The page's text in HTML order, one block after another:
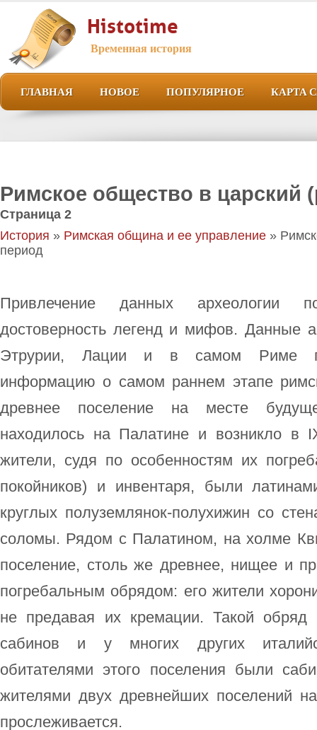
Histotime
Временная история
ГЛАВНАЯ НОВОЕ ПОПУЛЯРНОЕ КАРТА
Римское общество в царский
Страница 2
История » Римская община и ее управление »
период
Привлечение данных археологии
достоверность легенд и мифов. Данные
Этрурии, Лации и в самом Риме
информацию о самом раннем этапе
древнее поселение на месте
находилось на Палатине и возникло
жители, судя по особенностям их
покойников) и инвентаря, были
круглых полуземлянок-полухижин со
соломы. Рядом с Палатином, на холме
поселение, столь же древнее, нищее и
погребальным обрядом: его жители
не предавая их кремации. Такой
сабинов и у многих других
обитателями этого поселения были
жителями двух древнейших поселений
прослеживается.